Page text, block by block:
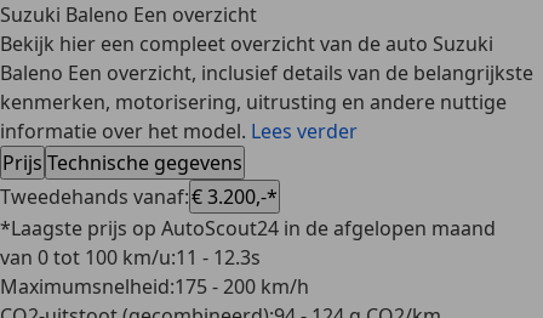
Suzuki Baleno Een overzicht
Bekijk hier een compleet overzicht van de auto Suzuki
Baleno Een overzicht, inclusief details van de belangrijkste
kenmerken, motorisering, uitrusting en andere nuttige
informatie over het model. Lees verder
Prijs Technische gegevens
Tweedehands vanaf:€ 3.200,-*
*Laagste prijs op AutoScout24 in de afgelopen maand
van 0 tot 100 km/u:11 - 12.3s
Maximumsnelheid:175 - 200 km/h